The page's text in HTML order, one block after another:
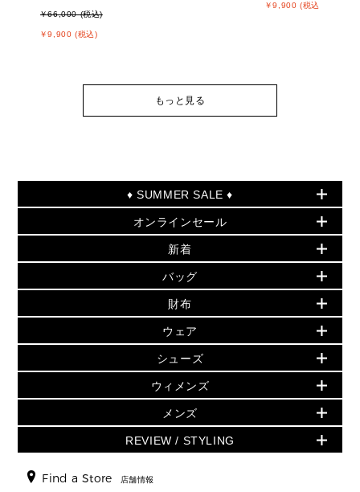
￥66,000 (税込)
￥9,900 (税込)
￥9,900 (税込)
もっと見る
♦ SUMMER SALE ♦
セールおすすめアイテム
▶ ウィメンズ
バッグ
小物
シューズ・靴
ウェア
アクセサリー
時計
▶ メンズ
バッグ
オンラインセール
PRODUCT OF THE MONTH - 今月の特別価格
再値下げアイテム
追加アイテム
▶ ウィメンズすべて(ウェア・シューズ除く)
バッグ
財布・小物
ウェア
シューズ
時計・ジュエリー
アクセサリー
新着
夏のスタイル
▶ すべて
▶ ウィメンズすべて
財布・小物
アクセサリー
フレグランス
シューズ
▶ メンズすべて
バッグ
人気の定番アイテム
日本限定 - バッグ
▶ ウィメンズすべて
トートバッグ
ショルダーバッグ
クロスボディ・斜め掛け
トラベル
財布
日本限定 - 財布・小物
▶ ウィメンズすべて
GREENWICH
折り財布(二つ折り・三つ折り)
長財布
ウェア
▶ ウィメンズすべて
トップス
スカート・パンツ
ジャケット・アウター
▶ メンズすべて
シューズ
▶ ウィメンズすべて
サンダル
スニーカー
▶ メンズすべて
ウィメンズ
人気の定番アイテム
▶ ウィメンズすべて
メンズ
▶ メンズすべて
REVIEW / STYLING
Find a Store 店舗情報